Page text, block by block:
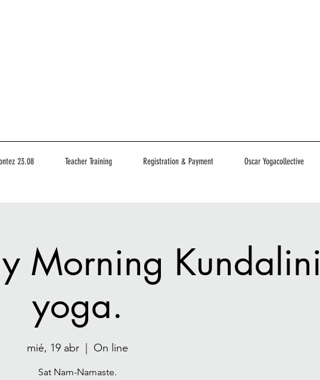
23.08 Teacher Training Registration & Payment Oscar Yogacollective
Morning Kundalini
yoga.
mié, 19 abr On line
Sat Nam-Namaste.